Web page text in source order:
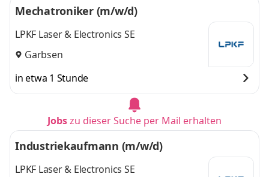
Mechatroniker (m/w/d)
LPKF Laser & Electronics SE
Garbsen
in etwa 1 Stunde
Jobszu dieser Suche per Mail erhalten
Industriekaufmann (m/w/d)
LPKF Laser & Electronics SE